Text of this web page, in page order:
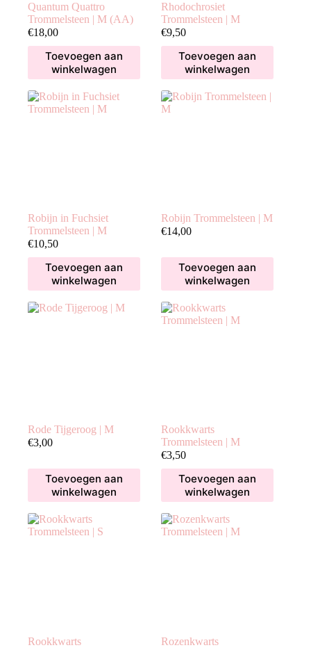
Quantum Quattro
Trommelsteen | M (AA)
€18,00
Toevoegen aan
winkelwagen
Rhodochrosiet
Trommelsteen | M
€9,50
Toevoegen aan
winkelwagen
Robijn in Fuchsiet
Trommelsteen | M
€10,50
Toevoegen aan
winkelwagen
Robijn Trommelsteen | M
€14,00
Toevoegen aan
winkelwagen
Rode Tijgeroog | M
€3,00
Toevoegen aan
winkelwagen
Rookkwarts
Trommelsteen | M
€3,50
Toevoegen aan
winkelwagen
Rookkwarts
Rozenkwarts